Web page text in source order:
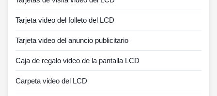
Tarjeta video del folleto del LCD
Tarjeta video del anuncio publicitario
Caja de regalo video de la pantalla LCD
Carpeta video del LCD